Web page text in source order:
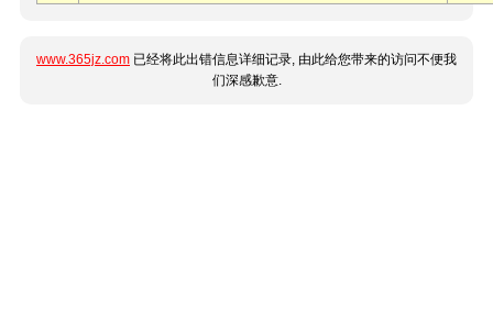
www.365jz.com 已经将此出错信息详细记录, 由此给您带来的访问不便我
们深感歉意.